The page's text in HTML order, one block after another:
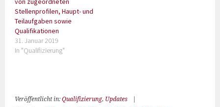
Stellenprofilen, Haupt- und
Teilaufgaben sowie
Qualifikationen
31. Januar 2019
In "Qualifizierung"
Veröffentlicht in:Qualifizierung, Updates